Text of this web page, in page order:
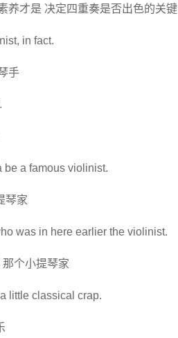
养才是 决定四重奏是否出色的关键
in fact.
手
be a famous violinist.
琴家
was in here earlier the violinist.
个小提琴家
little classical crap.